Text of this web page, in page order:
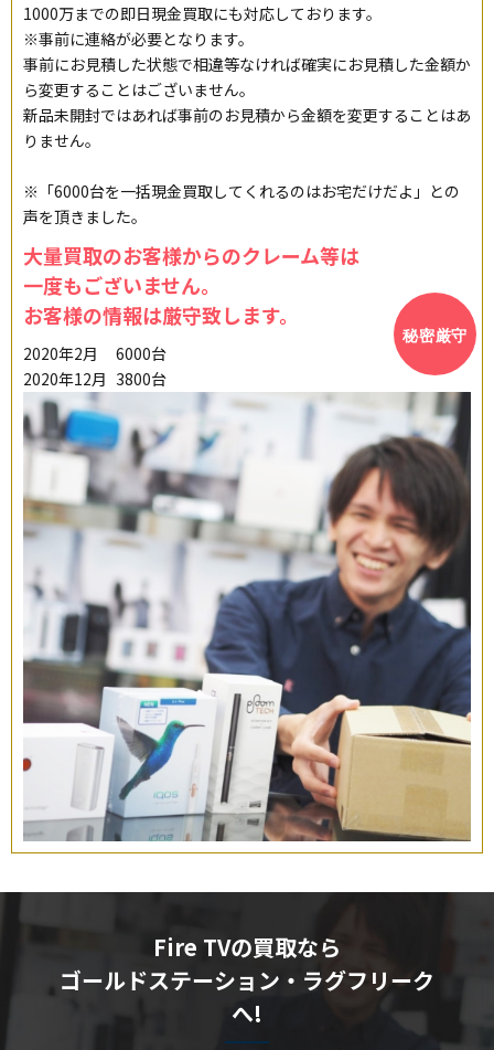
1000万までの即日現金買取にも対応しております。
※事前に連絡が必要となります。
事前にお見積した状態で相違等なければ確実にお見積した金額か
ら変更することはございません。
新品未開封ではあれば事前のお見積から金額を変更することはあ
りません。
※「6000台を一括現金買取してくれるのはお宅だけだよ」との
声を頂きました。
大量買取のお客様からのクレーム等は
一度もございません。
お客様の情報は厳守致します。
2020年2月
6000台
2020年12月 3800台
Fire TVの買取なら
ゴールドステーション・ラグフリーク
へ!